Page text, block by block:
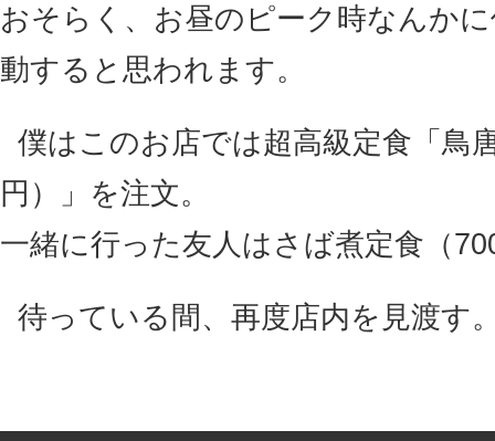
おそらく、お昼のピーク時なんか
動すると思われます。
僕はこのお店では超高級定食「鳥
円）」を注文。
一緒に行った友人はさば煮定食（
待っている間、再度店内を見渡す